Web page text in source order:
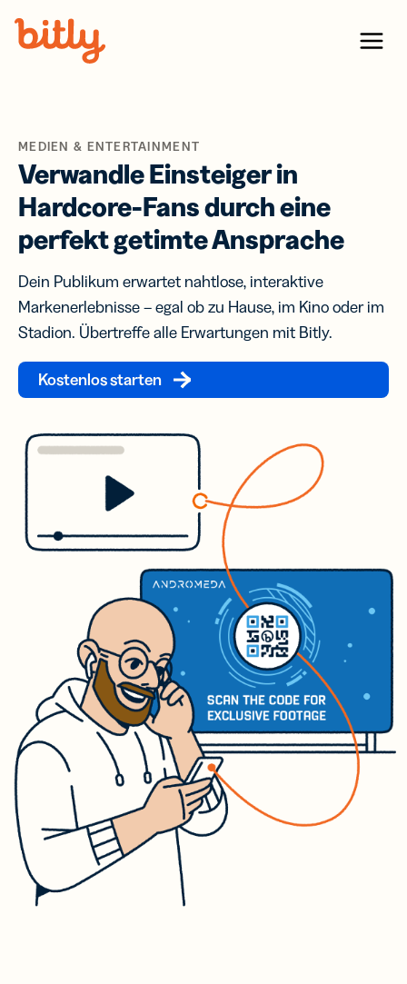
Menu
MEDIEN & ENTERTAINMENT
Verwandle Einsteiger in
Hardcore-Fans durch eine
perfekt getimte Ansprache
Dein Publikum erwartet nahtlose, interaktive
Markenerlebnisse – egal ob zu Hause, im Kino oder im
Stadion. Übertreffe alle Erwartungen mit Bitly.
Kostenlos starten